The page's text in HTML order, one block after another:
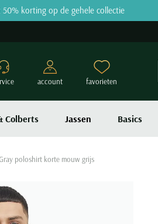
korting op de gehele collectie
Colberts Jassen Basics
account favorieten
poloshirt korte mouw grijs